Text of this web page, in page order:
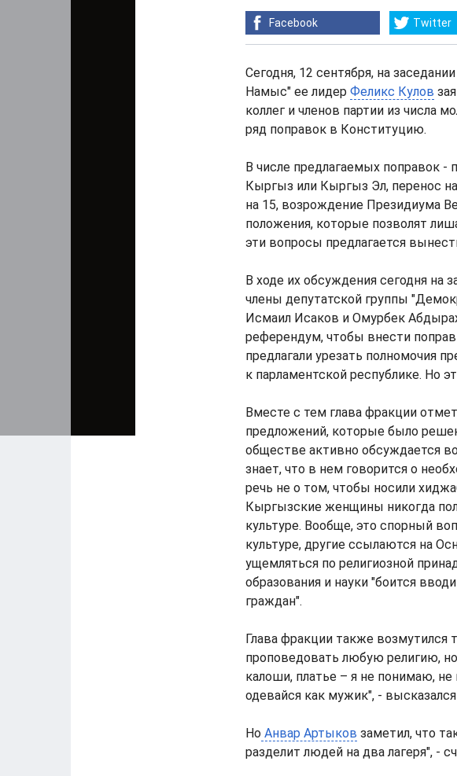
Facebook Twitter
Сегодня, 12 сентября, на
Намыс" ее лидер Феликс Кулов
коллег и членов партии из числа
ряд поправок в Конституцию.
В числе предлагаемых поправок
Кыргыз или Кыргыз Эл, перенос
на 15, возрождение Президиума
положения, которые позволят
эти вопросы предлагается
В ходе их обсуждения сегодня на
члены депутатской группы
Исмаил Исаков и Омурбек
референдум, чтобы внести
предлагали урезать полномочия
к парламентской республике. Но
Вместе с тем глава фракции
предложений, которые было
обществе активно обсуждается
знает, что в нем говорится о
речь не о том, чтобы носили
Кыргызские женщины никогда
культуре. Вообще, это спорный
культуре, другие ссылаются на
ущемляться по религиозной
образования и науки "боится
граждан".
Глава фракции также
проповедовать любую религию,
калоши, платье – я не понимаю,
одевайся как мужик", - высказался
Но Анвар Артыков заметил, что
разделит людей на два лагеря", -